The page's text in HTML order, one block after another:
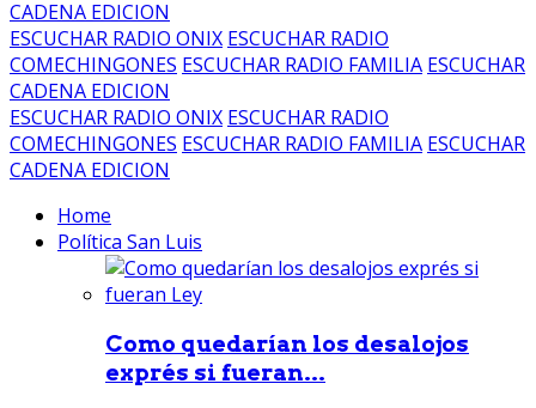
CADENA EDICION
ESCUCHAR RADIO ONIX ESCUCHAR RADIO
COMECHINGONES ESCUCHAR RADIO FAMILIA ESCUCHAR
CADENA EDICION
ESCUCHAR RADIO ONIX ESCUCHAR RADIO
COMECHINGONES ESCUCHAR RADIO FAMILIA ESCUCHAR
CADENA EDICION
Home
Política San Luis
Como quedarían los desalojos
exprés si fueran...